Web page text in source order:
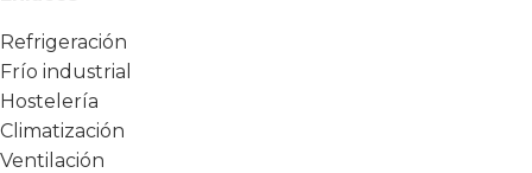
Refrigeración
Frío industrial
Hostelería
Climatización
Ventilación